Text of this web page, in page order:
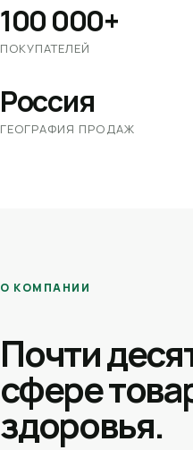
100 000+
ПОКУПАТЕЛЕЙ
Россия
ГЕОГРАФИЯ ПРОДАЖ
О КОМПАНИИ
Почти
сфере
здоровья.